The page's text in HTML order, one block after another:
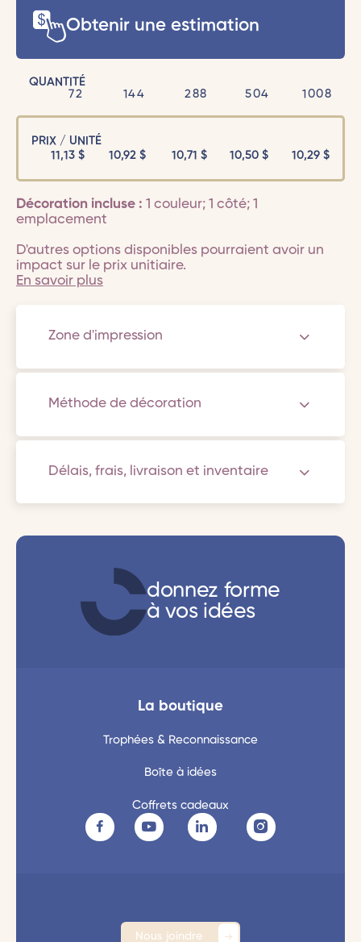
Obtenir une estimation
QUANTITÉ
72
144 288 504 1008
PRIX / UNITÉ
11,13 $ 10,92 $ 10,71$ 10,50$ 10,29$
Décoration incluse : 1 couleur; 1 côté; 1
emplacement
D'autres options disponibles pourraient avoir un
impact sur le prix unitiaire.
En savoir plus
Zone d'impression
Méthode de décoration
Délais, frais, livraison et inventaire
donnez forme
à vos idées
La boutique
Trophées & Reconnaissance
Boîte à idées
Coffrets cadeaux
Nous joindre